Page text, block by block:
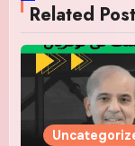
Related Post